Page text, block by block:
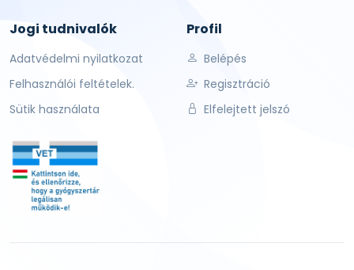
Jogi tudnivalók
Adatvédelmi nyilatkozat
Felhasználói feltételek.
Sütik használata
Profil
Belépés
Regisztráció
Elfelejtett jelszó